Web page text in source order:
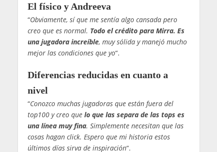
El físico y Andreeva
“Obviamente, sí que me sentía algo cansada pero
creo que es normal. Todo el crédito para Mirra. Es
una jugadora increíble, muy sólida y manejó mucho
mejor las condiciones que yo“.
Diferencias reducidas en cuanto a
nivel
“Conozco muchas jugadoras que están fuera del
top100 y creo que lo que las separa de las tops es
una línea muy fina. Simplemente necesitan que las
cosas hagan click. Espero que mi historia estos
últimos días sirva de inspiración“.